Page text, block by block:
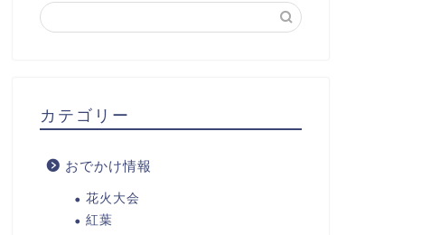
カテゴリー
おでかけ情報
花火大会
紅葉